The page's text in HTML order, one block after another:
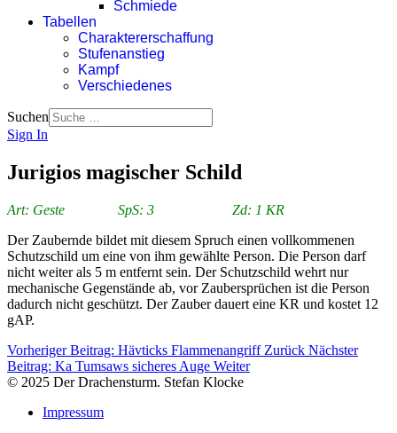
Schmiede
Tabellen
Charaktererschaffung
Stufenanstieg
Kampf
Verschiedenes
Suchen
Sign In
Jurigios magischer Schild
Art: Geste SpS: 3 Zd: 1 KR
Der Zaubernde bildet mit diesem Spruch einen vollkommenen
Schutzschild um eine von ihm gewählte Person. Die Person darf
nicht weiter als 5 m entfernt sein. Der Schutzschild wehrt nur
mechanische Gegenstände ab, vor Zaubersprüchen ist die Person
dadurch nicht geschützt. Der Zauber dauert eine KR und kostet 12
gAP.
Vorheriger Beitrag: Hävticks Flammenangriff Zurück Nächster
Beitrag: Ka Tumsaws sicheres Auge Weiter
© 2025 Der Drachensturm. Stefan Klocke
Impressum